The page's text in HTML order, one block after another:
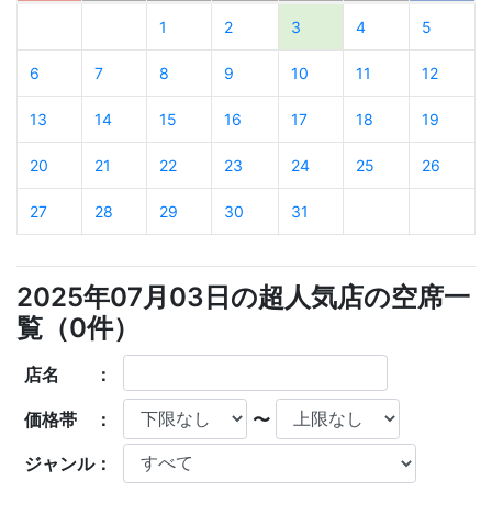
1 2 3 4 5
6 7 8 9 10 11 12
13 14 15 16 17 18 19
20 21 22 23 24 25 26
27 28 29 30 31
2025年07月03日の超人気店の空席一
覧（0件）
店名 ：
価格帯 ： 〜
ジャンル：